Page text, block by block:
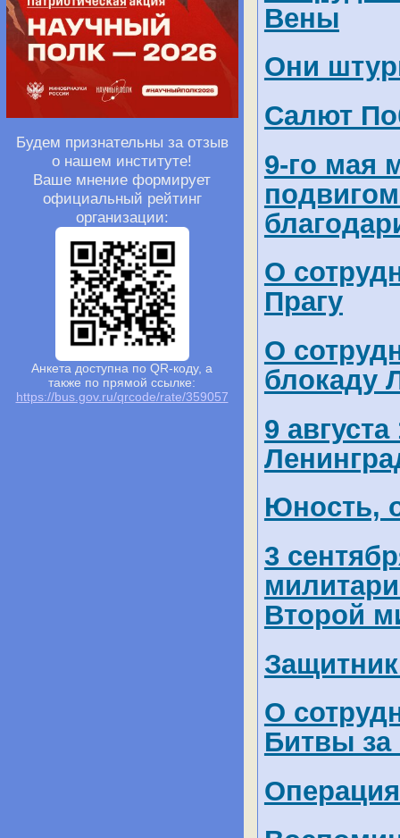
Будем признательны за отзыв
о нашем институте!
Ваше мнение формирует
официальный рейтинг
организации:
Анкета доступна по QR-коду, а
также по прямой ссылке:
https://bus.gov.ru/qrcode/rate/359057
Вены
Они
Салют
9-го мая
О
Прагу
О
блокаду
9
Юность,
3
Второй
О
Битвы за